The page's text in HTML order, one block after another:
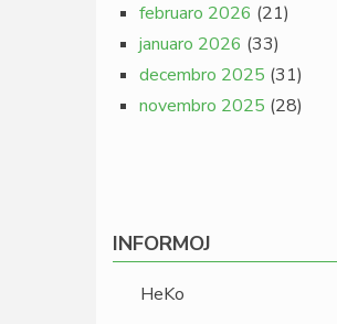
februaro 2026 (21)
januaro 2026 (33)
decembro 2025 (31)
novembro 2025 (28)
INFORMOJ
HeKo